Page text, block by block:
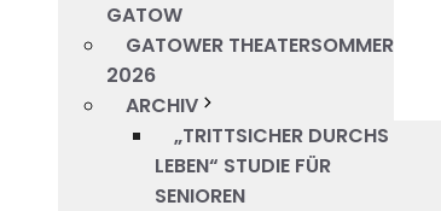
GATOW
GATOWER THEATERSOMMER
2026
ARCHIV
„TRITTSICHER DURCHS
LEBEN“ STUDIE FÜR
SENIOREN